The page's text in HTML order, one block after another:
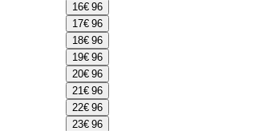
16€ 96
17€ 96
18€ 96
19€ 96
20€ 96
21€ 96
22€ 96
23€ 96